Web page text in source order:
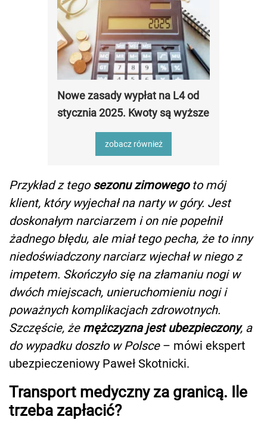
Nowe zasady wypłat na L4 od
stycznia 2025. Kwoty są wyższe
zobacz również
Przykład z tegosezonu zimowegoto mój
klient, który wyjechał na narty w góry. Jest
doskonałym narciarzem i on nie popełnił
żadnego błędu, ale miał tego pecha, że to inny
niedoświadczony narciarz wjechał w niego z
impetem. Skończyło się na złamaniu nogi w
dwóch miejscach, unieruchomieniu nogi i
poważnych komplikacjach zdrowotnych.
Szczęście, żemężczyzna jest ubezpieczony, a
do wypadku doszło w Polsce – mówi ekspert
ubezpieczeniowy Paweł Skotnicki.
Transport medyczny za granicą. Ile
trzeba zapłacić?